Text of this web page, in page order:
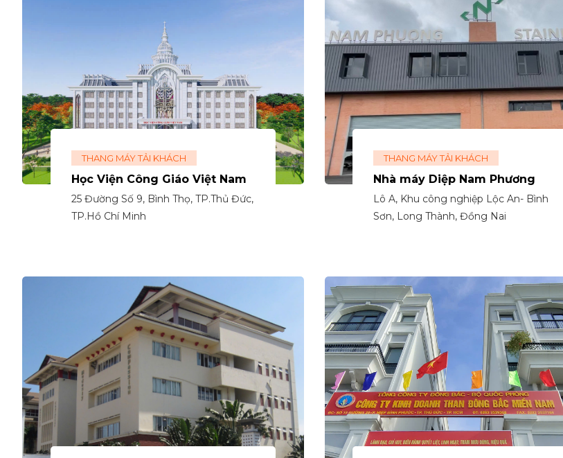
THANG MÁY TẢI KHÁCH
Học Viện Công Giáo Việt Nam
25 Đường Số 9, Bình Thọ, TP.Thủ Đức,
TP.Hồ Chí Minh
THANG MÁY TẢI KHÁCH
Nhà máy Diệp Nam Phương
Lô A, Khu công nghiệp Lộc An- Bình
Sơn, Long Thành, Đồng Nai